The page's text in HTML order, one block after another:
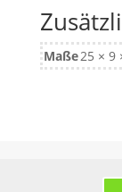
Maße25 × 9